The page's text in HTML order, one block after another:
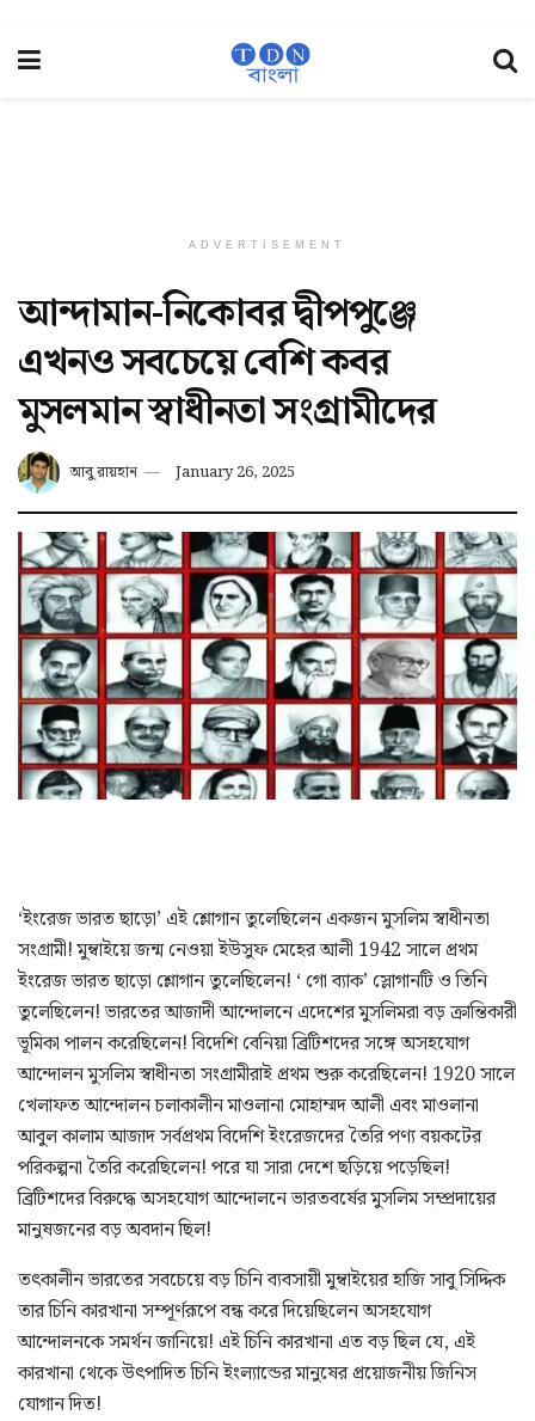
ADVERTISEMENT
আন্দামান-নিকোবর দ্বীপপুঞ্জে
এখনও সবচেয়ে বেশি কবর
মুসলমান স্বাধীনতা সংগ্রামীদের
আবু রায়হান January 26, 2025
‘ইংরেজ ভারত ছাড়ো’ এই শ্লোগান তুলেছিলেন একজন মুসলিম স্বাধীনতা
সংগ্রামী! মুম্বাইয়ে জন্ম নেওয়া ইউসুফ মেহের আলী 1942 সালে প্রথম
ইংরেজ ভারত ছাড়ো শ্লোগান তুলেছিলেন! ‘ গো ব্যাক’ স্লোগানটি ও তিনি
তুলেছিলেন! ভারতের আজাদী আন্দোলনে এদেশের মুসলিমরা বড় ক্রান্তিকারী
ভূমিকা পালন করেছিলেন! বিদেশি বেনিয়া ব্রিটিশদের সঙ্গে অসহযোগ
আন্দোলন মুসলিম স্বাধীনতা সংগ্রামীরাই প্রথম শুরু করেছিলেন! 1920 সালে
খেলাফত আন্দোলন চলাকালীন মাওলানা মোহাম্মদ আলী এবং মাওলানা
আবুল কালাম আজাদ সর্বপ্রথম বিদেশি ইংরেজদের তৈরি পণ্য বয়কটের
পরিকল্পনা তৈরি করেছিলেন! পরে যা সারা দেশে ছড়িয়ে পড়েছিল!
ব্রিটিশদের বিরুদ্ধে অসহযোগ আন্দোলনে ভারতবর্ষের মুসলিম সম্প্রদায়ের
মানুষজনের বড় অবদান ছিল!
তৎকালীন ভারতের সবচেয়ে বড় চিনি ব্যবসায়ী মুম্বাইয়ের হাজি সাবু সিদ্দিক
তার চিনি কারখানা সম্পূর্ণরূপে বন্ধ করে দিয়েছিলেন অসহযোগ
আন্দোলনকে সমর্থন জানিয়ে! এই চিনি কারখানা এত বড় ছিল যে, এই
কারখানা থেকে উৎপাদিত চিনি ইংল্যান্ডের মানুষের প্রয়োজনীয় জিনিস
যোগান দিত!